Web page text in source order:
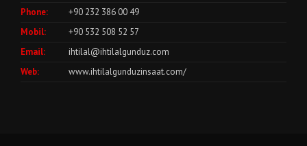
Phone:
+90 232 386 00 49
Mobil:
+90 532 508 52 57
Email:
ihtilal@ihtilalgunduz.com
Web:
www.ihtilalgunduzinsaat.com/